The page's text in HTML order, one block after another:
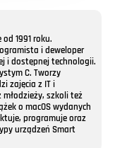
1991 roku.
i deweloper
i dostępnej technologii.
C. Tworzy
zajęcia z IT i
szkoli też
o macOS wydanych
programuje oraz
urządzeń Smart